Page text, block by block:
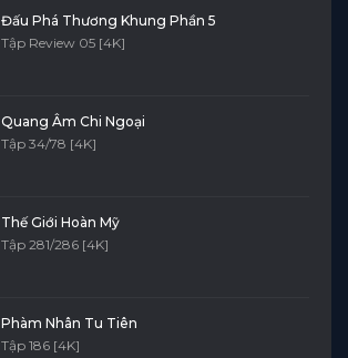
Đấu Phá Thương Khung Phần 5
Tập Review 05 [4K]
Quang Âm Chi Ngoại
Tập 34/78 [4K]
Thế Giới Hoàn Mỹ
Tập 281/286 [4K]
Phàm Nhân Tu Tiên
Tập 186 [4K]